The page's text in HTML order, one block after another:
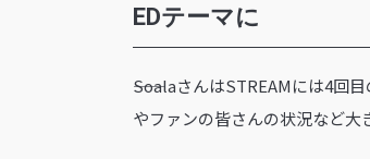
EDテーマに
――SoalaさんはSTREAMには4
やファンの皆さんの状況など大